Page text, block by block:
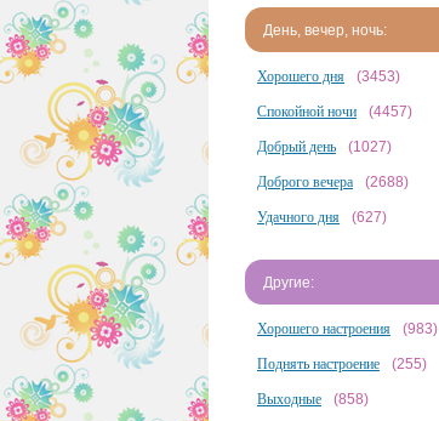
День, вечер, ночь:
Хорошего дня (3453)
Спокойной ночи (4457)
Добрый день (1027)
Доброго вечера (2688)
Удачного дня (627)
Другие:
Хорошего настроения (983)
Поднять настроение (255)
Выходные (858)